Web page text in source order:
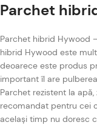
Parchet
Parchet hibrid Hywood
hibrid Hywood este
deoarece este produs
important îl are
Parchet rezistent la
recomandat pentru cei
același timp nu doresc